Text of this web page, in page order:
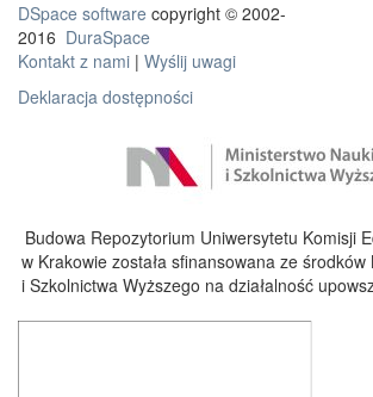
DSpace software copyright © 2002-
2016 DuraSpace
Kontakt z nami | Wyślij uwagi
Deklaracja dostępności
Budowa Repozytorium Uniwersytetu Komisji
w Krakowie została sfinansowana ze
i Szkolnictwa Wyższego na działalność